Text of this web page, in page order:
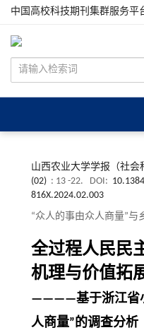
中国高校科技期刊集群服务平
山西农业大学学报（社会
(02) : 13 -22. DOI:
816X.2024.02.003
“众人的事由众人商量”与
全过程人民民
机理与价值拓
————基于浙江省
人商量”的调查分析